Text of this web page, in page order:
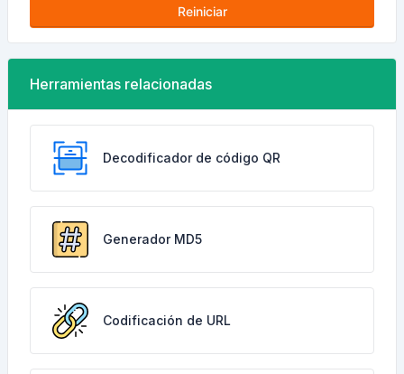
Reiniciar
Herramientas relacionadas
Decodificador de código QR
Generador MD5
Codificación de URL